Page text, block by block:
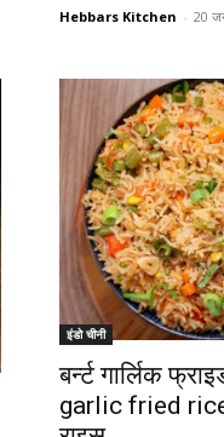
Hebbars Kitchen - 20
इंडो चीनी
बर्न्ट गार्लिक
garlic fried rice